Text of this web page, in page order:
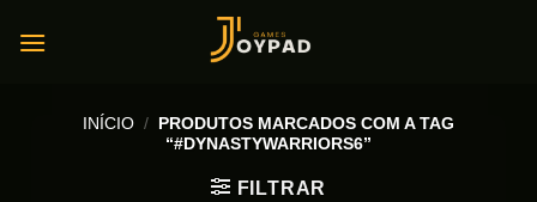
INÍCIO / PRODUTOS MARCADOS COM A TAG
“#DYNASTYWARRIORS6”
FILTRAR